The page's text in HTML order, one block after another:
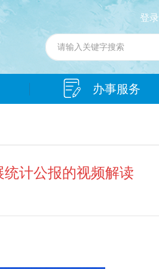
登录
办事服务
计公报的视频解读